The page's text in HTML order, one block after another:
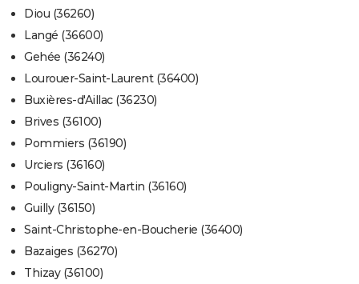
Diou (36260)
Langé (36600)
Gehée (36240)
Lourouer-Saint-Laurent (36400)
Buxières-d'Aillac (36230)
Brives (36100)
Pommiers (36190)
Urciers (36160)
Pouligny-Saint-Martin (36160)
Guilly (36150)
Saint-Christophe-en-Boucherie (36400)
Bazaiges (36270)
Thizay (36100)